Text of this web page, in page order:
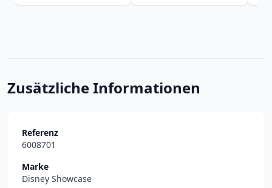
Zusätzliche Informationen
Referenz
6008701
Marke
Disney Showcase